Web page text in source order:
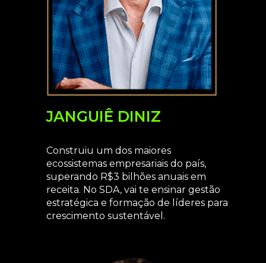
JANGUIÊ DINIZ
Construiu um dos maiores
ecossistemas empresariais do país,
superando R$3 bilhões anuais em
receita. No SDA, vai te ensinar gestão
estratégica e formação de líderes para
crescimento sustentável.